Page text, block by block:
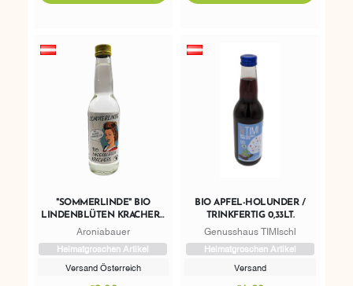
"SOMMERLINDE" BIO
LINDENBLÜTEN KRACHERL
0,33L
Aroniabauer
Heimatgroschen Artikel
Versand Österreich
BIO APFEL-HOLUNDER /
TRINKFERTIG 0,33LT.
Genusshaus TIMIschl
Heimatgroschen Artikel
Versand